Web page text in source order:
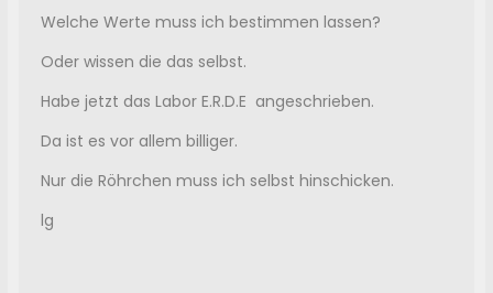
Welche Werte muss ich bestimmen lassen?
Oder wissen die das selbst.
Habe jetzt das Labor E.R.D.E angeschrieben.
Da ist es vor allem billiger.
Nur die Röhrchen muss ich selbst hinschicken.
lg